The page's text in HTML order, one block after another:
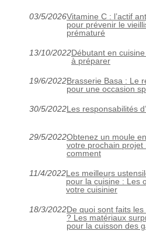
03/5/2026Vitamine C : l’actif
pour prévenir le
prématuré
13/10/2022Débutant en
à préparer
19/6/2022Brasserie Basa : Le
pour une occasion
30/5/2022Les responsabilités
29/5/2022Obtenez un moule
votre prochain projet
comment
11/4/2022Les meilleurs
pour la cuisine : Les
votre cuisinier
18/3/2022De quoi sont faits
? Les matériaux
pour la cuisson des